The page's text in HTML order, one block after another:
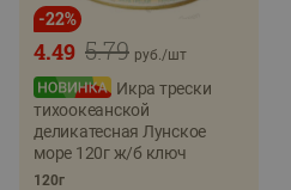
-22%
5.79
4.49 руб./шт
Икра трески
тихоокеанской
деликатесная Лунское
море 120г ж/б ключ
120г